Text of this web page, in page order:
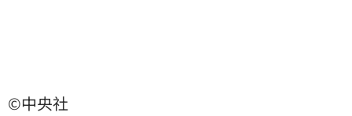
©中央社